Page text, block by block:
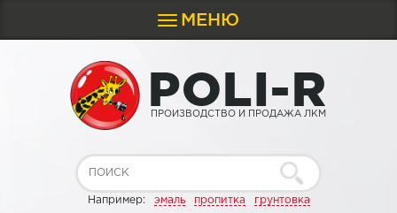
Toggle
navigation
МЕНЮ
POLI-R
ПРОИЗВОДСТВО И ПРОДАЖА ЛКМ
Например: эмаль пропитка грунтовка